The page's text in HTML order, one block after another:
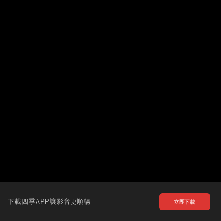
下載四季APP讓影音更順暢 立即下載